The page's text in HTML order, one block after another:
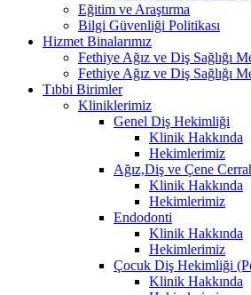
Eğitim ve Araştırma
Bilgi Güvenliği Politikası
Hizmet Binalarımız
Fethiye Ağız ve Diş Sağlığı
Fethiye Ağız ve Diş Sağlığı
Tıbbi Birimler
Kliniklerimiz
Genel Diş Hekimliği
Klinik Hakkında
Hekimlerimiz
Ağız,Diş ve Çene
Klinik Hakkında
Hekimlerimiz
Endodonti
Klinik Hakkında
Hekimlerimiz
Çocuk Diş Hekimliği
Klinik Hakkında